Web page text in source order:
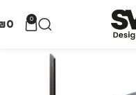
0
0